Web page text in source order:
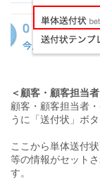
＜顧客・顧客担当
顧客・顧客担当者
うに「送付状」ボ
ここから単体送付
等の情報がセット
す。